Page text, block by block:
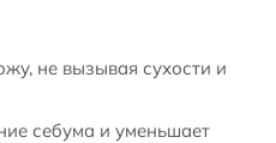
не вызывая сухости и
себума и уменьшает